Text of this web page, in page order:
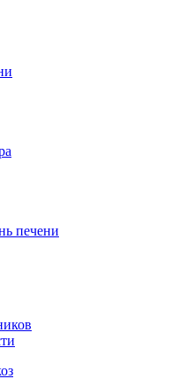
печени